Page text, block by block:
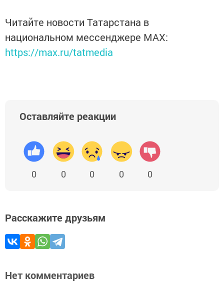
Читайте новости Татарстана в
национальном мессенджере MАХ:
https://max.ru/tatmedia
Оставляйте реакции
0 0 0 0 0
Расскажите друзьям
Нет комментариев